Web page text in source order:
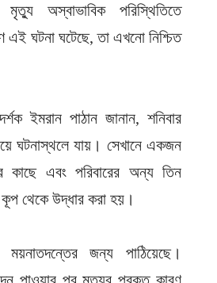
মৃত্যু অস্বাভাবিক পরিস্থিতিতে
এই ঘটনা ঘটেছে, তা এখনো নিশ্চিত
ইমরান পাঠান জানান, শনিবার
ঘটনাস্থলে যায়। সেখানে একজন
কাছে এবং পরিবারের অন্য তিন
থেকে উদ্ধার করা হয়।
ময়নাতদন্তের জন্য পাঠিয়েছে।